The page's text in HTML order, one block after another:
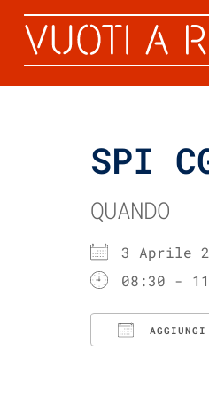
SPI
QUANDO
3 Aprile
08:30 -